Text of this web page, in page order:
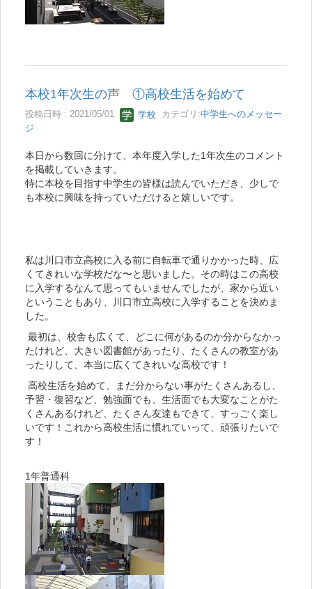
本校1年次生の声 ①高校生活を始めて
投稿日時 : 2021/05/01 学校 カテゴリ:中学生へのメッセー
ジ
本日から数回に分けて、本年度入学した1年次生のコメント
を掲載していきます。
特に本校を目指す中学生の皆様は読んでいただき、少しで
も本校に興味を持っていただけると嬉しいです。
私は川口市立高校に入る前に自転車で通りかかった時、広
くてきれいな学校だな〜と思いました。その時はこの高校
に入学するなんて思ってもいませんでしたが、家から近い
ということもあり、川口市立高校に入学することを決めま
した。
最初は、校舎も広くて、どこに何があるのか分からなかっ
たけれど、大きい図書館があったり、たくさんの教室があ
ったりして、本当に広くてきれいな高校です！
高校生活を始めて、まだ分からない事がたくさんあるし、
予習・復習など、勉強面でも、生活面でも大変なことがた
くさんあるけれど、たくさん友達もできて、すっごく楽し
いです！これから高校生活に慣れていって、頑張りたいで
す！
1年普通科